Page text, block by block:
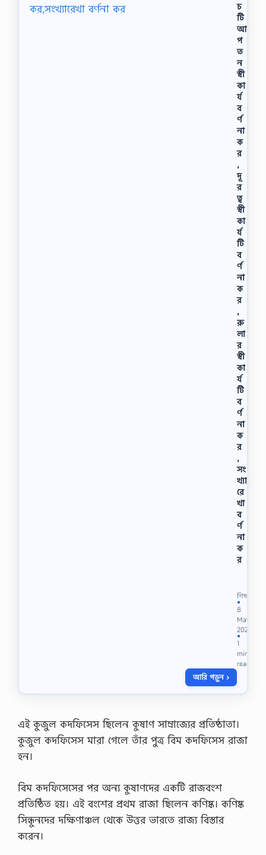
চ
টি
আ
প
ত
ন
স্বী
কা
র্য
ব
র্ণ
না
ক
র
,
দূ
র
ত্ব
স্বী
কা
র্য
টি
ব
র্ণ
না
ক
র
,
রু
লা
র
স্বী
কা
র্য
টি
ব
র্ণ
না
ক
র
,
সং
খ্যা
রে
খা
ব
র্ণ
না
ক
র
তি
কা
কে
ব
লে
?
,
জ্যা
কা
ব
তি
শিক্ষা
●
8
May
2023
●
1
min
read
আরি পড়ুন ›
এই কুজুল কদফিসেস ছিলেন কুষাণ সাম্রাজ্যের প্রতিষ্ঠাতা।
কুজুল কদফিসেস মারা গেলে তাঁর পুত্র বিম কদফিসেস রাজা
হন।
বিম কদফিসেসের পর অন্য কুষাণদের একটি রাজবংশ
প্রতিষ্ঠিত হয়। এই বংশের প্রথম রাজা ছিলেন কণিষ্ক। কণিষ্ক
সিন্ধুনদের দক্ষিণাঞ্চল থেকে উত্তর ভারতে রাজ্য বিস্তার
করেন।